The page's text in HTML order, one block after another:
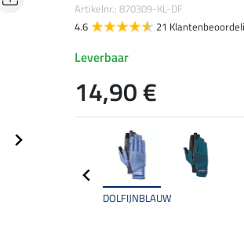
DOLFIJNBLAUW
Artikelnr.: 870309-KL-DF
4.6
21
Leverbaar
14,90 €